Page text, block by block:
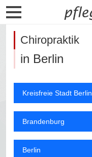
Chiropraktik
in Berlin
Kreisfreie Stadt Berlin
Brandenburg
Berlin